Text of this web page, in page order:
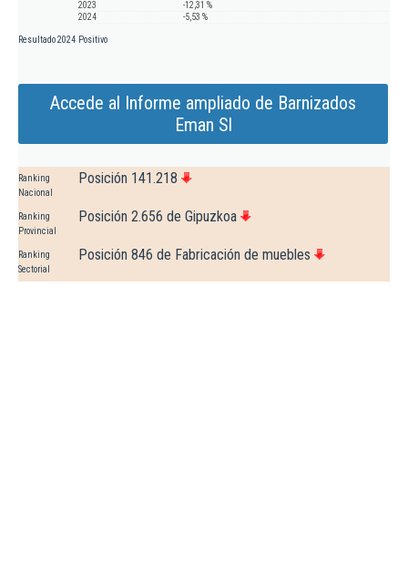
2023
-12,31 %
2024
-5,53 %
Resultado 2024 Positivo
Accede al Informe ampliado de Barnizados
Eman Sl
Ranking
Nacional
Posición 141.218
Ranking
Provincial
Posición 2.656 de Gipuzkoa
Ranking
Sectorial
Posición 846 de Fabricación de muebles